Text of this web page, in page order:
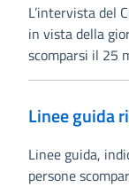
L’intervista del
in vista della
scomparsi il 25
Linee guida
Linee guida,
persone